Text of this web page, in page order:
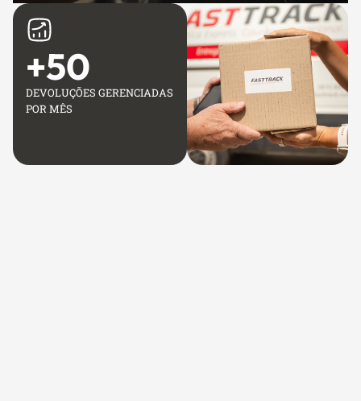
DEVOLUÇÕES GERENCIADAS
POR MÊS
+50